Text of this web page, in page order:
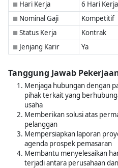
■ Hari Kerja 6 Hari
■ Nominal Gaji Kompetitif
■ Status Kerja Kontrak
■ Jenjang Karir Ya
Tanggung Jawab
Menjaga hubungan dengan
pihak terkait yang
usaha
Memberikan solusi atas
pelanggan
Mempersiapkan laporan
agenda prospek pemasaran
Membantu menyelesaikan
terjadi antara perusahaan